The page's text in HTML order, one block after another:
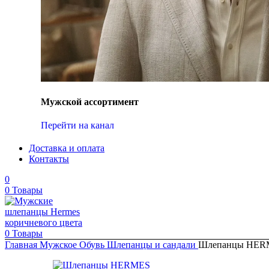
Мужской ассортимент
Перейти на канал
Доставка и оплата
Контакты
0
0 Товары
0 Товары
Главная Мужское Обувь Шлепанцы и сандали Шлепанцы